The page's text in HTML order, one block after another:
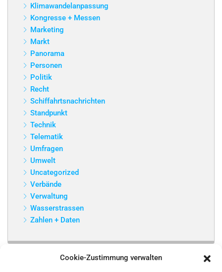
Cookie-Zustimmung verwalten
Klimawandelanpassung
Kongresse + Messen
Marketing
Markt
Panorama
Personen
Politik
Recht
Schiffahrtsnachrichten
Standpunkt
Technik
Telematik
Umfragen
Umwelt
Uncategorized
Verbände
Verwaltung
Wasserstrassen
Zahlen + Daten